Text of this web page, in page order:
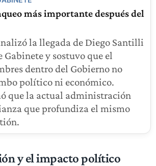
más importante después del
la llegada de Diego Santilli
Gabinete y sostuvo que el
dentro del Gobierno no
político ni económico.
que la actual administración
que profundiza el mismo
y el impacto político